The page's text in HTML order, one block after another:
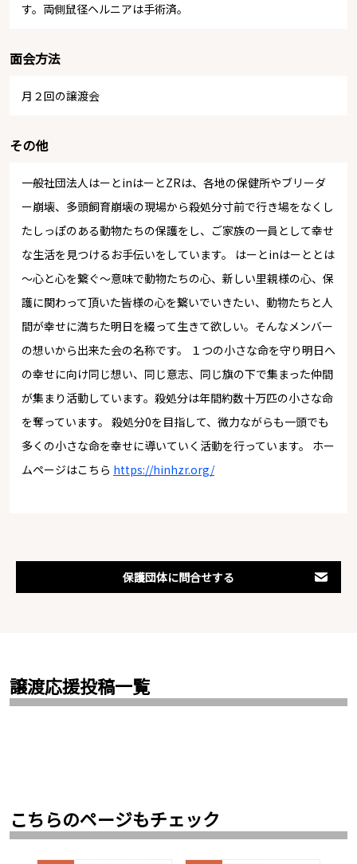
す。両側鼠径ヘルニアは手術済。
面会方法
月２回の譲渡会
その他
一般社団法人はーとinはーとZRは、各地の保健所やブリーダ
ー崩壊、多頭飼育崩壊の現場から殺処分寸前で行き場をなくし
たしっぽのある動物たちの保護をし、ご家族の一員として幸せ
な生活を見つけるお手伝いをしています。 はーとinはーととは
～心と心を繋ぐ～意味で動物たちの心、新しい里親様の心、保
護に関わって頂いた皆様の心を繋いでいきたい、動物たちと人
間が幸せに満ちた明日を綴って生きて欲しい。そんなメンバー
の想いから出来た会の名称です。 １つの小さな命を守り明日へ
の幸せに向け同じ想い、同じ意志、同じ旗の下で集まった仲間
が集まり活動しています。殺処分は年間約数十万匹の小さな命
を奪っています。 殺処分0を目指して、微力ながらも一頭でも
多くの小さな命を幸せに導いていく活動を行っています。 ホー
ムページはこちら https://hinhzr.org/
保護団体に問合せする
譲渡応援投稿一覧
こちらのページもチェック